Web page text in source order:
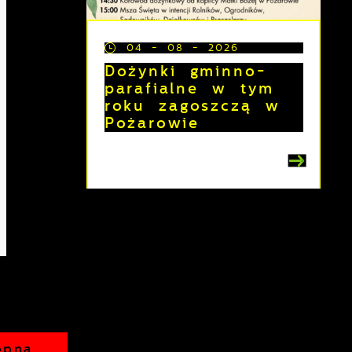
04 - 08 - 2026
Dożynki gminno-
parafialne w tym
roku zagoszczą w
Pożarowie